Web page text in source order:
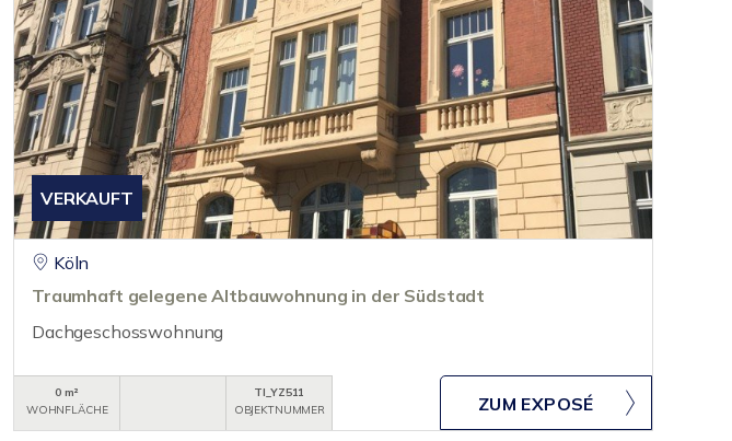
VERKAUFT
Köln
Traumhaft gelegene Altbauwohnung in der Südstadt
Dachgeschosswohnung
0 m²
WOHNFLÄCHE
TI_YZ511
OBJEKTNUMMER
ZUM EXPOSÉ